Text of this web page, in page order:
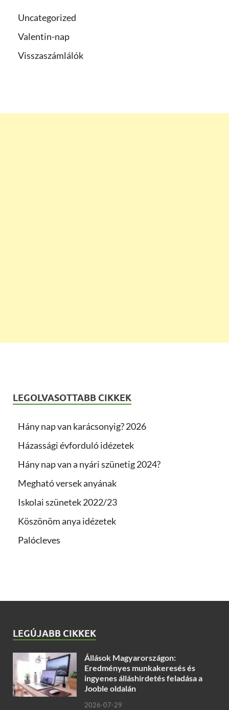
Uncategorized
Valentin-nap
Visszaszámlálók
LEGOLVASOTTABB CIKKEK
Hány nap van karácsonyig? 2026
Házassági évforduló idézetek
Hány nap van a nyári szünetig 2024?
Megható versek anyának
Iskolai szünetek 2022/23
Köszönöm anya idézetek
Palócleves
LEGÚJABB CIKKEK
Állások Magyarországon:
Eredményes munkakeresés és
ingyenes álláshirdetés feladása a
Jooble oldalán
2026-07-29